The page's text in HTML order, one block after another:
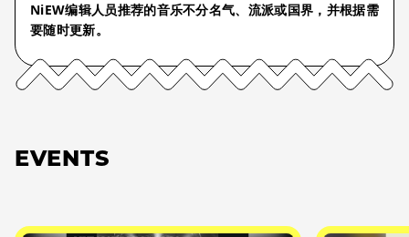
NiEW编辑人员推荐的音乐不分名气、流派或国界，并根据需
要随时更新。
EVENTS